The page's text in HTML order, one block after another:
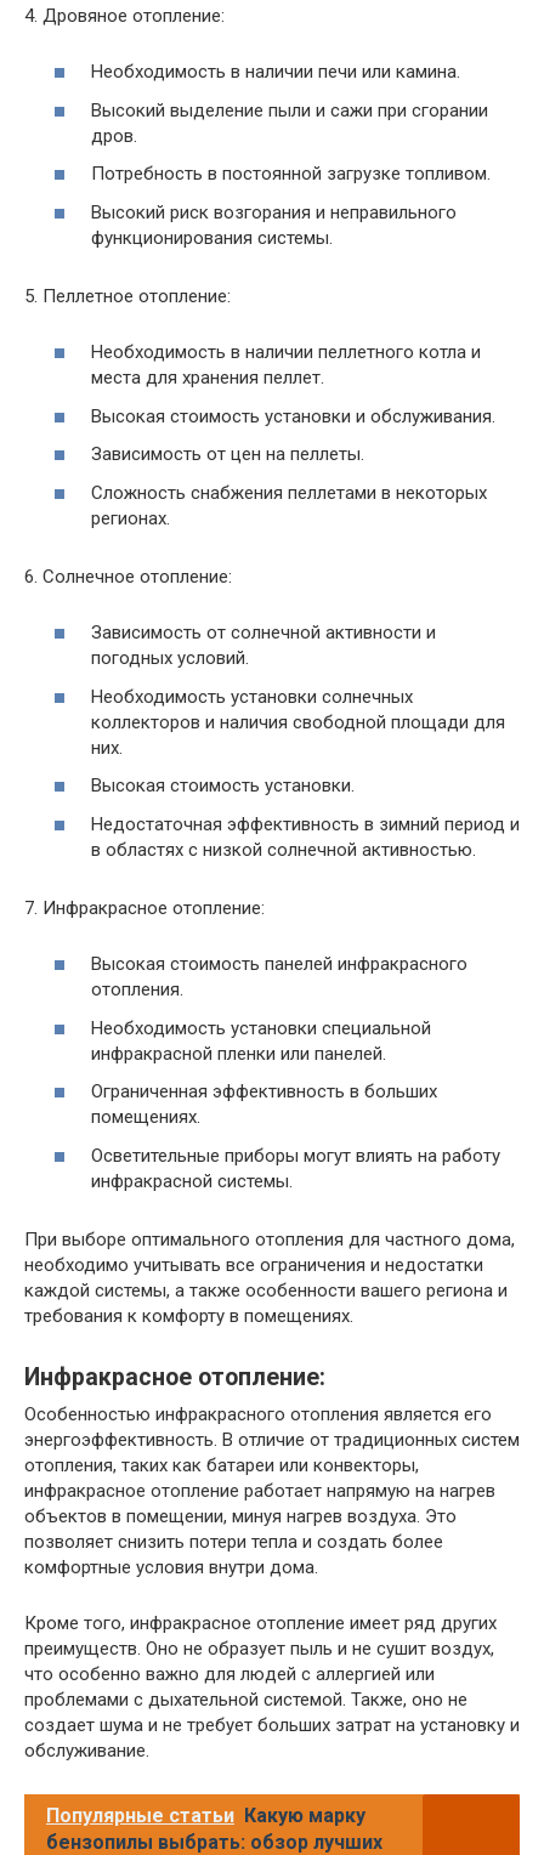
4. Дровяное отопление:
Необходимость в наличии печи или камина.
Высокий выделение пыли и сажи при сгорании
дров.
Потребность в постоянной загрузке топливом.
Высокий риск возгорания и неправильного
функционирования системы.
5. Пеллетное отопление:
Необходимость в наличии пеллетного котла и
места для хранения пеллет.
Высокая стоимость установки и обслуживания.
Зависимость от цен на пеллеты.
Сложность снабжения пеллетами в некоторых
регионах.
6. Солнечное отопление:
Зависимость от солнечной активности и
погодных условий.
Необходимость установки солнечных
коллекторов и наличия свободной площади для
них.
Высокая стоимость установки.
Недостаточная эффективность в зимний период и
в областях с низкой солнечной активностью.
7. Инфракрасное отопление:
Высокая стоимость панелей инфракрасного
отопления.
Необходимость установки специальной
инфракрасной пленки или панелей.
Ограниченная эффективность в больших
помещениях.
Осветительные приборы могут влиять на работу
инфракрасной системы.
При выборе оптимального отопления для частного дома,
необходимо учитывать все ограничения и недостатки
каждой системы, а также особенности вашего региона и
требования к комфорту в помещениях.
Инфракрасное отопление:
Особенностью инфракрасного отопления является его
энергоэффективность. В отличие от традиционных систем
отопления, таких как батареи или конвекторы,
инфракрасное отопление работает напрямую на нагрев
объектов в помещении, минуя нагрев воздуха. Это
позволяет снизить потери тепла и создать более
комфортные условия внутри дома.
Кроме того, инфракрасное отопление имеет ряд других
преимуществ. Оно не образует пыль и не сушит воздух,
что особенно важно для людей с аллергией или
проблемами с дыхательной системой. Также, оно не
создает шума и не требует больших затрат на установку и
обслуживание.
Популярные статьи Какую марку
бензопилы выбрать: обзор лучших